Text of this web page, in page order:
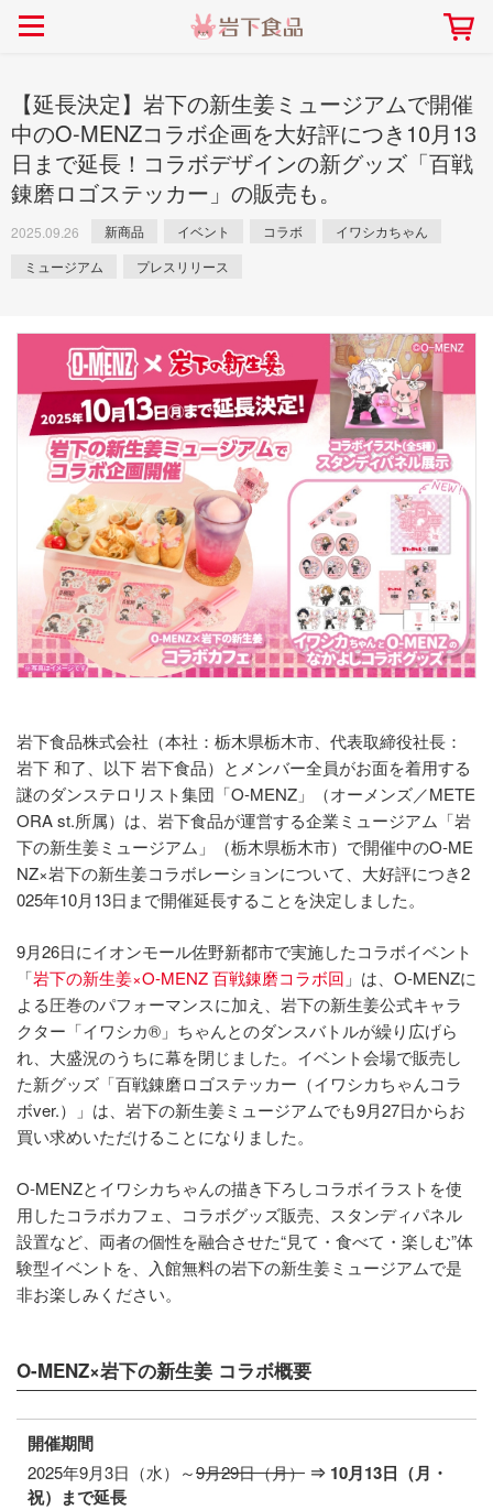
ごあいさつ 会社概要
採用情報 本社所在地
> 新商品
> イベント
> コラボ
> 飲食店コラボ
> ミュージアム
> オンラインショップ
> メディア掲載
> その他
ト「NEW GINGER SUMMER
> 生姜
> らっきょう
> オリーブ
> 梅
> その他
> らっきょうレシピ
> オリーブレシピ
> その他のレシピ
社長おすすめ！岩下の新生姜と
豚バラ肉のくるくる巻き～細巻
畑での取り組み 工場での取り組み
岩下の新生姜について 岩下のらっきょうにつ
岩下の新生姜ミュージアム
しょうがを食べてお悩
岩下の新生姜万年筆インク 書く描くコンテ
岩下の新生姜Sing＆
～ニュージンジャーイ
【延長決定】岩下の新生姜ミュージアムで開催
中のO-MENZコラボ企画を大好評につき10月13
日まで延長！コラボデザインの新グッズ「百戦
錬磨ロゴステッカー」の販売も。
2025.09.26 新商品 イベント コラボ
イワシカちゃん
ミュージアム
プレスリリース
岩下食品株式会社（本社：栃木県栃木市、代表取締役社長：
岩下 和了、以下 岩下食品）とメンバー全員がお面を着用する
謎のダンステロリスト集団「O-MENZ」（オーメンズ／METE
ORA st.所属）は、岩下食品が運営する企業ミュージアム「岩
下の新生姜ミュージアム」（栃木県栃木市）で開催中のO-ME
NZ×岩下の新生姜コラボレーションについて、大好評につき2
025年10月13日まで開催延長することを決定しました。
9月26日にイオンモール佐野新都市で実施したコラボイベント
「岩下の新生姜×O-MENZ 百戦錬磨コラボ回 」は、O-MENZに
よる圧巻のパフォーマンスに加え、岩下の新生姜公式キャラ
クター「イワシカ®」ちゃんとのダンスバトルが繰り広げら
れ、大盛況のうちに幕を閉じました。イベント会場で販売し
た新グッズ「百戦錬磨ロゴステッカー（イワシカちゃんコラ
ボver.）」は、岩下の新生姜ミュージアムでも9月27日からお
買い求めいただけることになりました。
O-MENZとイワシカちゃんの描き下ろしコラボイラストを使
用したコラボカフェ、コラボグッズ販売、スタンディパネル
設置など、両者の個性を融合させた“見て・食べて・楽しむ”体
験型イベントを、入館無料の岩下の新生姜ミュージアムで是
非お楽しみください。
O-MENZ×岩下の新生姜 コラボ概要
開催期間
2025年9月3日（水）～9月29日（月） ⇒ 10月13日（月・
祝）まで延長